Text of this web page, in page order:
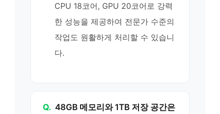
CPU 18코어, GPU 20코어로 강력
한 성능을 제공하여 전문가 수준의
작업도 원활하게 처리할 수 있습니
다.
Q. 48GB 메모리와 1TB 저장 공간은